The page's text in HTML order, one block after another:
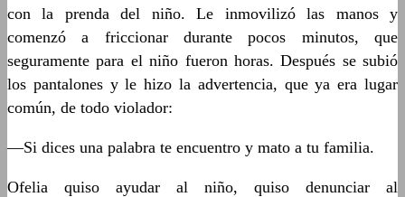
con la prenda del niño. Le inmovilizó las manos y
comenzó a friccionar durante pocos minutos, que
seguramente para el niño fueron horas. Después se subió
los pantalones y le hizo la advertencia, que ya era lugar
común, de todo violador:
—Si dices una palabra te encuentro y mato a tu familia.
Ofelia quiso ayudar al niño, quiso denunciar al